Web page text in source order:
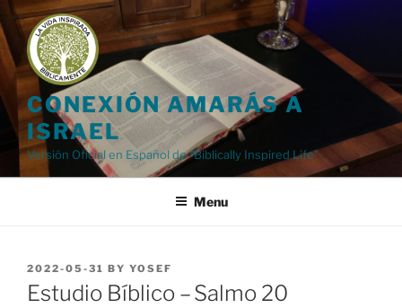
Skip
to
content
CONEXIÓN AMARÁS A
ISRAEL
Versión Oficial en Español de "Biblically Inspired Life"
Menu
POSTED
ON
2022-05-31 BY YOSEF
Estudio Bíblico –Salmo 20